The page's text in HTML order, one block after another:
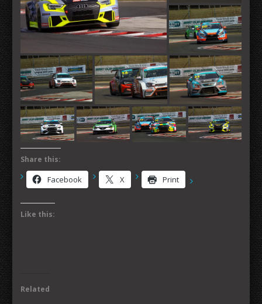
Share this:
Facebook X Print
Like this:
Related